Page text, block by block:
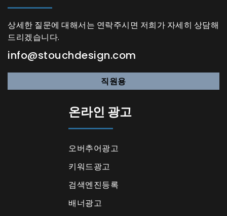
상세한 질문에 대해서는 연락주시면 저희가 자세히 상담해
드리겠습니다.
info@stouchdesign.com
직원용
온라인 광고
오버추어광고
키워드광고
검색엔진등록
배너광고